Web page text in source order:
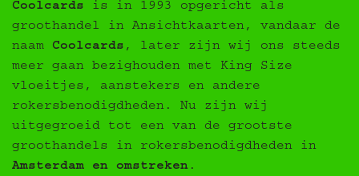
Coolcards is in 1993 opgericht als
groothandel in Ansichtkaarten, vandaar de
naam Coolcards , later zijn wij ons steeds
meer gaan bezighouden met King Size
vloeitjes, aanstekers en andere
rokersbenodigdheden. Nu zijn wij
uitgegroeid tot een van de grootste
groothandels in rokersbenodigdheden in
Amsterdam en omstreken .